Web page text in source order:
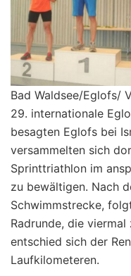
Bad Waldsee/Eglofs/
29. internationale
besagten Eglofs bei
versammelten sich
Sprinttriathlon im
zu bewältigen. Nach
Schwimmstrecke,
Radrunde, die
entschied sich der
Laufkilometeren.